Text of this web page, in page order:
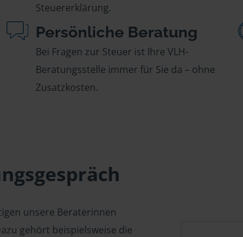
Steuererklärung.
Persönliche Beratung
Bei Fragen zur Steuer ist Ihre VLH-
Beratungsstelle immer für Sie da – ohne
Zusatzkosten.
unsere Beraterinnen
gehört beispielsweise die